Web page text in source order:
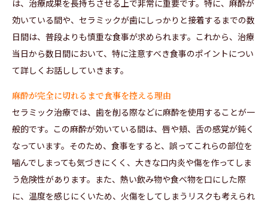
は、治療成果を長持ちさせる上で非常に重要です。特に、麻酔が
効いている間や、セラミックが歯にしっかりと接着するまでの数
日間は、普段よりも慎重な食事が求められます。これから、治療
当日から数日間において、特に注意すべき食事のポイントについ
て詳しくお話ししていきます。
麻酔が完全に切れるまで食事を控える理由
セラミック治療では、歯を削る際などに麻酔を使用することが一
般的です。この麻酔が効いている間は、唇や頬、舌の感覚が鈍く
なっています。そのため、食事をすると、誤ってこれらの部位を
噛んでしまっても気づきにくく、大きな口内炎や傷を作ってしま
う危険性があります。また、熱い飲み物や食べ物を口にした際
に、温度を感じにくいため、火傷をしてしまうリスクも考えられ